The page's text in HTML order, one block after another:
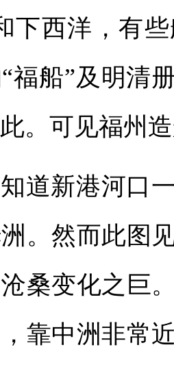
下西洋，有
福船”及明清
。可见福州
道新港河口
。然而此图
桑变化之巨
靠中洲非常